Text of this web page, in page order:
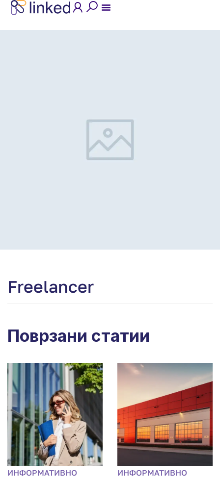
Freelancer
Поврзани статии
ИНФОРМАТИВНО ИНФОРМАТИВНО